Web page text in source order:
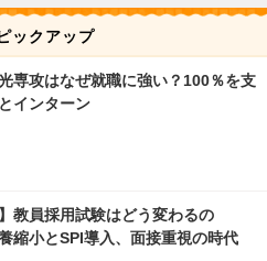
ックアップ
専攻はなぜ就職に強い？100％を支
インターン
教員採用試験はどう変わるの
縮小とSPI導入、面接重視の時代